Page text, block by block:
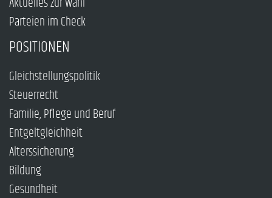
Parteien im Check
POSITIONEN
Gleichstellungspolitik
Steuerrecht
Familie, Pflege und Beruf
Entgeltgleichheit
Alterssicherung
Bildung
Gesundheit